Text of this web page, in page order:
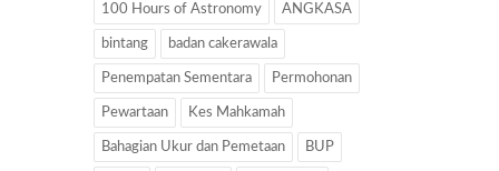
100 Hours of Astronomy ANGKASA
bintang badan cakerawala
Penempatan Sementara Permohonan
Pewartaan Kes Mahkamah
Bahagian Ukur dan Pemetaan BUP